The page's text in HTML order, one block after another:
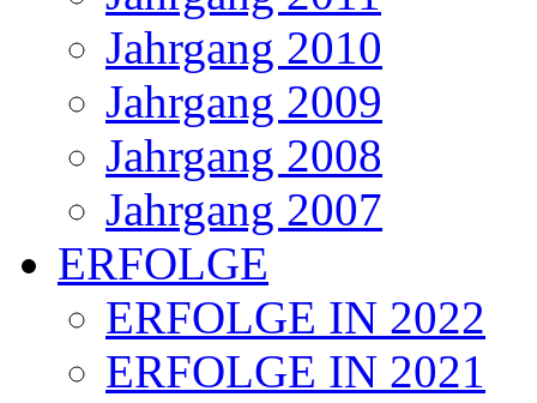
Jahrgang 2010
Jahrgang 2009
Jahrgang 2008
Jahrgang 2007
ERFOLGE
ERFOLGE IN 2022
ERFOLGE IN 2021